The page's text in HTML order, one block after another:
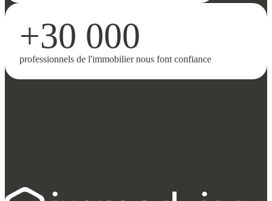
+30 000
professionnels de l'immobilier nous font confiance